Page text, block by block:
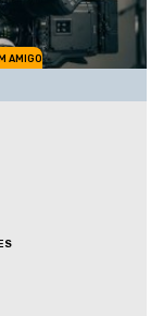
AMIGO